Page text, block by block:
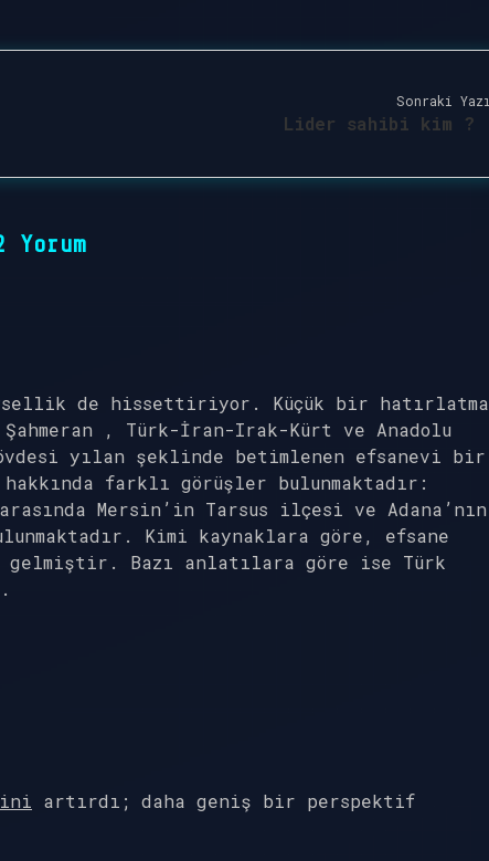
Sonraki
Lider sahibi kim ?
Yorum
de hissettiriyor. Küçük bir hatırlatma
, Türk-İran-Irak-Kürt ve Anadolu
yılan şeklinde betimlenen efsanevi bir
farklı görüşler bulunmaktadır:
Mersin’in Tarsus ilçesi ve Adana’nın
Kimi kaynaklara göre, efsane
gelmiştir. Bazı anlatılara göre ise Türk
artırdı; daha geniş bir perspektif